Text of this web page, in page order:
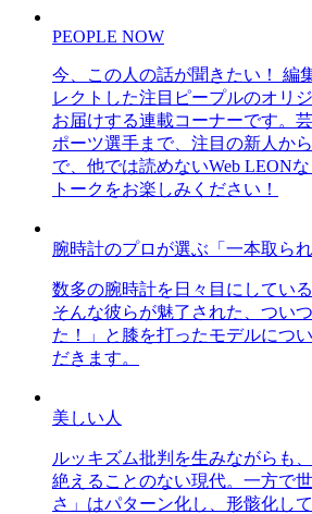
PEOPLE NOW
今、この人の話が聞きたい！ 編
レクトした注目ピープルのオリ
お届けする連載コーナーです。
ポーツ選手まで、注目の新人か
で、他では読めないWeb LEON
トークをお楽しみください！
腕時計のプロが選ぶ「一本取られ
数多の腕時計を日々目にしてい
そんな彼らが魅了された、つい
た！」と膝を打ったモデルにつ
だきます。
美しい人
ルッキズム批判を生みながらも
絶えることのない現代。一方で
さ」はパターン化し、形骸化し